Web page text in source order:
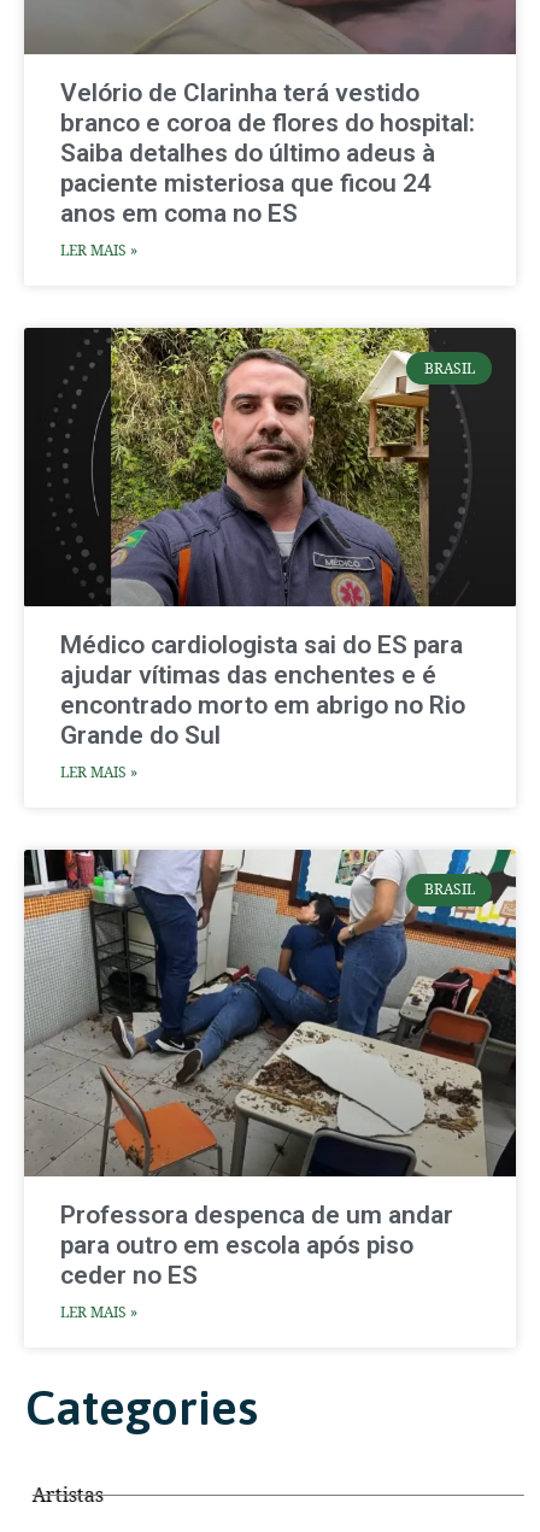
Velório de Clarinha terá vestido
branco e coroa de flores do hospital:
Saiba detalhes do último adeus à
paciente misteriosa que ficou 24
anos em coma no ES
LER MAIS »
BRASIL
Médico cardiologista sai do ES para
ajudar vítimas das enchentes e é
encontrado morto em abrigo no Rio
Grande do Sul
LER MAIS »
BRASIL
Professora despenca de um andar
para outro em escola após piso
ceder no ES
LER MAIS »
Categories
Artistas